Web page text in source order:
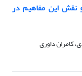
نقش این مفاهیم در
کامران داوری